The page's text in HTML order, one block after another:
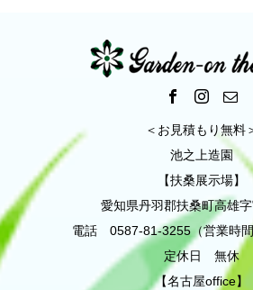
＜お見積もり無料
池之上造園
【扶桑展示場】
愛知県丹羽郡扶桑町高雄
電話 0587-81-3255（営業時間
定休日 無休
【名古屋office】